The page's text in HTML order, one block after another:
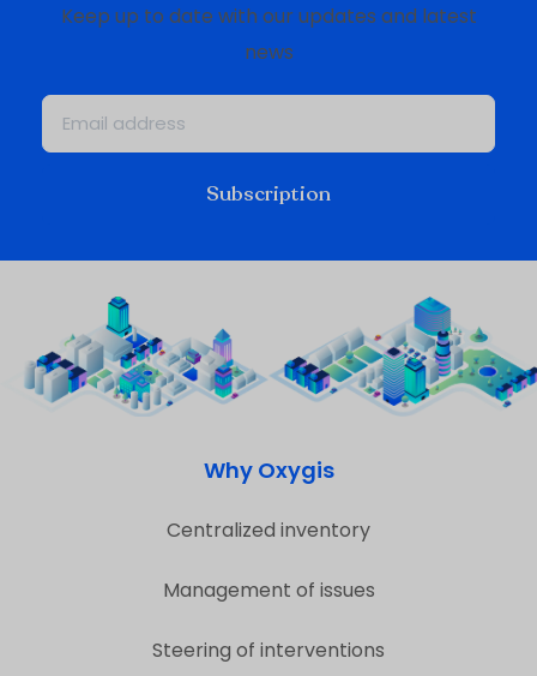
Keep up to date with our updates and latest
news
Subscription
Why Oxygis
Centralized inventory
Management of issues
Steering of interventions